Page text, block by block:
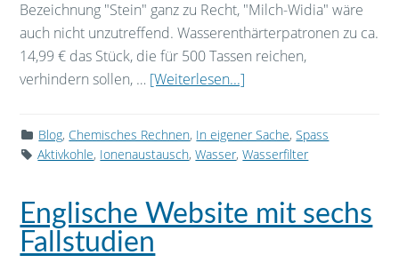
Bezeichnung "Stein" ganz zu Recht, "Milch-Widia" wäre
auch nicht unzutreffend. Wasserenthärterpatronen zu ca.
14,99 € das Stück, die für 500 Tassen reichen,
verhindern sollen, … [Weiterlesen...]
Blog, Chemisches Rechnen, In eigener Sache,Spass
Aktivkohle, Ionenaustausch,Wasser,Wasserfilter
Englische Website mit sechs
Fallstudien